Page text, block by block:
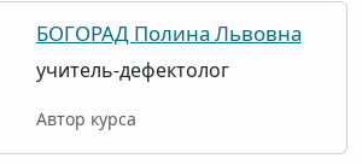
БОГОРАД Полина Львовна
учитель-дефектолог
Автор курса